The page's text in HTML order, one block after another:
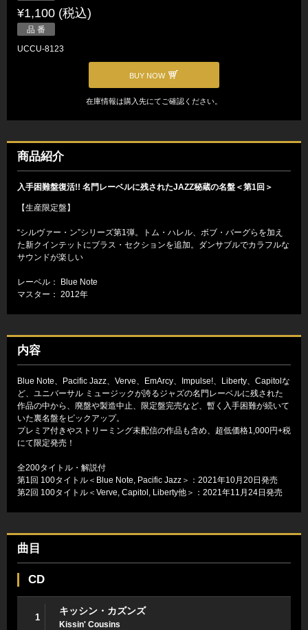
¥1,100 (税込)
品 番
UCCU-8123
BUY NOW
在庫情報は購入先にてご確認ください。
商品紹介
入手困難盤復活!! 名門レーベルに残されたJAZZ秘蔵の名盤＜第1回＞
【生産限定盤】
“シルヴァー・ン”シリーズ第1弾。トム・ハレル、ボブ・バーグらを加え
た新クインテットにブラス・セクションを追加。ダンサブルでカラフルな
サウンドが楽しい
レーベル： Blue Note
マスター： 2012年
内容
Blue Note、Pacific Jazz、Verve、EmArcy、Impulse!、Liberty、Capitolな
ど、ユニバーサル ミュージックが誇るジャズの名門レーベルに残された
作品の中から、廃盤や製造中止、限定盤完売など、暫く入手困難が続いて
いた裏名盤をピックアップ。
プレミア付きやストリーミング未配信の作品も含め、超低価格1,000円+税
にて限定発売！
全200タイトル・解説付
第1回 100タイトル＜Blue Note, Pacific Jazz＞：2021年10月20日発売
第2回 100タイトル＜Verve, Capitol, Liberty他＞：2021年11月24日発売
曲目
CD
1
キッシン・カズンズ
Kissin' Cousins